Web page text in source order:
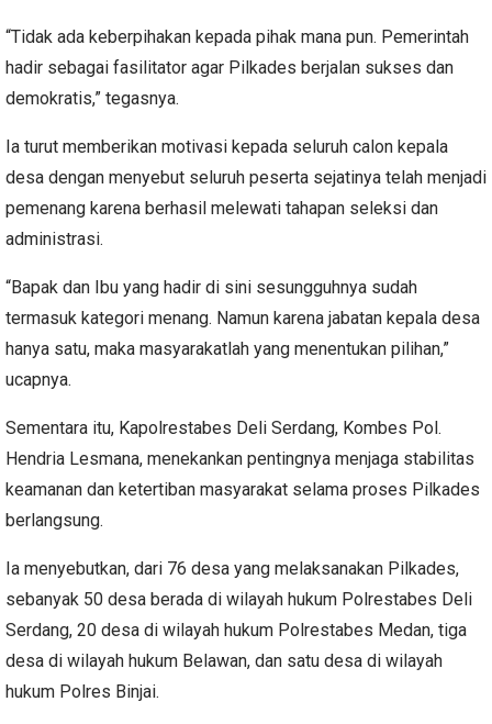
“Tidak ada keberpihakan kepada pihak mana pun. Pemerintah
hadir sebagai fasilitator agar Pilkades berjalan sukses dan
demokratis,” tegasnya.
Ia turut memberikan motivasi kepada seluruh calon kepala
desa dengan menyebut seluruh peserta sejatinya telah menjadi
pemenang karena berhasil melewati tahapan seleksi dan
administrasi.
“Bapak dan Ibu yang hadir di sini sesungguhnya sudah
termasuk kategori menang. Namun karena jabatan kepala desa
hanya satu, maka masyarakatlah yang menentukan pilihan,”
ucapnya.
Sementara itu, Kapolrestabes Deli Serdang, Kombes Pol.
Hendria Lesmana, menekankan pentingnya menjaga stabilitas
keamanan dan ketertiban masyarakat selama proses Pilkades
berlangsung.
Ia menyebutkan, dari 76 desa yang melaksanakan Pilkades,
sebanyak 50 desa berada di wilayah hukum Polrestabes Deli
Serdang, 20 desa di wilayah hukum Polrestabes Medan, tiga
desa di wilayah hukum Belawan, dan satu desa di wilayah
hukum Polres Binjai.